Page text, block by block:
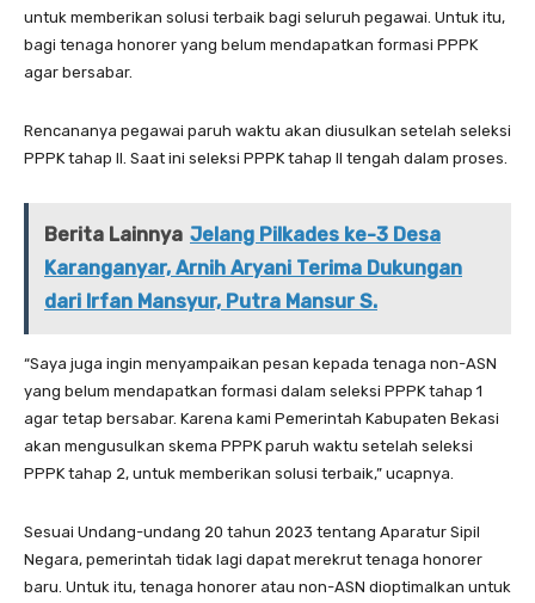
untuk memberikan solusi terbaik bagi seluruh pegawai. Untuk itu,
bagi tenaga honorer yang belum mendapatkan formasi PPPK
agar bersabar.
Rencananya pegawai paruh waktu akan diusulkan setelah seleksi
PPPK tahap II. Saat ini seleksi PPPK tahap II tengah dalam proses.
Berita Lainnya Jelang Pilkades ke-3 Desa
Karanganyar, Arnih Aryani Terima Dukungan
dari Irfan Mansyur, Putra Mansur S.
“Saya juga ingin menyampaikan pesan kepada tenaga non-ASN
yang belum mendapatkan formasi dalam seleksi PPPK tahap 1
agar tetap bersabar. Karena kami Pemerintah Kabupaten Bekasi
akan mengusulkan skema PPPK paruh waktu setelah seleksi
PPPK tahap 2, untuk memberikan solusi terbaik,” ucapnya.
Sesuai Undang-undang 20 tahun 2023 tentang Aparatur Sipil
Negara, pemerintah tidak lagi dapat merekrut tenaga honorer
baru. Untuk itu, tenaga honorer atau non-ASN dioptimalkan untuk